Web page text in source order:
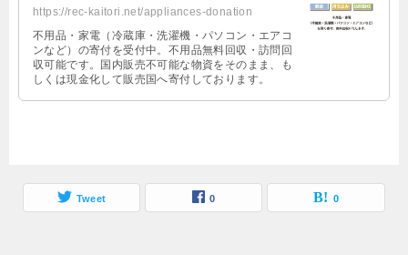
https://rec-kaitori.net/appliances-donation
不用品・家電（冷蔵庫・洗濯機・パソコン・エアコ
ンなど）の寄付を受付中。不用品無料回収・訪問回
収可能です。国内販売不可能な物資をそのまま、も
しくは現金化して販売国へ寄付しております。
Tweet 0 0